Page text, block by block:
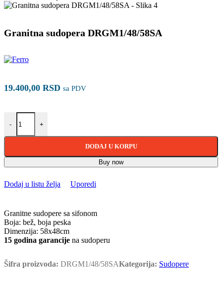
Granitna sudopera DRGM1/48/58SA
19.400,00 RSD sa PDV
-
Granitna sudopera DRGM1/48/58SA količina
+
DODAJ U KORPU
Buy now
Dodaj u listu želja Uporedi
Granitne sudopere sa sifonom
Boja: bež, boja peska
Dimenzija: 58x48cm
15 godina garancije na sudoperu
Šifra proizvoda: DRGM1/48/58SAKategorija: Sudopere